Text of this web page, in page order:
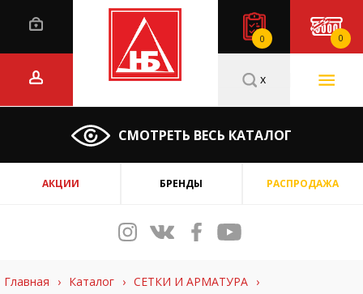
0 0
СМОТРЕТЬ ВЕСЬ КАТАЛОГ
x
АКЦИИ БРЕНДЫ РАСПРОДАЖА
Главная › Каталог › СЕТКИ И АРМАТУРА ›